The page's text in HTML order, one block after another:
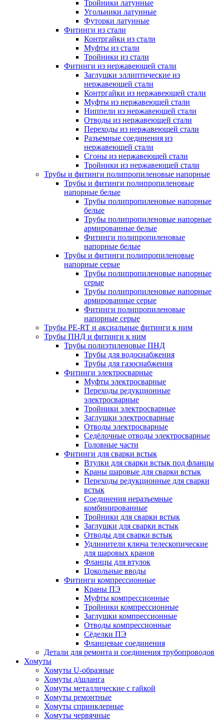
Тройники латунные
Угольники латунные
Футорки латунные
Фитинги из стали
Контргайки из стали
Муфты из стали
Тройники из стали
Фитинги из нержавеющей стали
Заглушки эллиптические из
нержавеющей стали
Контргайки из нержавеющей стали
Муфты из нержавеющей стали
Ниппели из нержавеющей стали
Отводы из нержавеющей стали
Переходы из нержавеющей стали
Разъемные соединения из
нержавеющей стали
Сгоны из нержавеющей стали
Тройники из нержавеющей стали
Трубы и фитинги полипропиленовые напорные
Трубы и фитинги полипропиленовые
напорные белые
Трубы полипропиленовые напорные
белые
Трубы полипропиленовые напорные
армированные белые
Фитинги полипропиленовые
напорные белые
Трубы и фитинги полипропиленовые
напорные серые
Трубы полипропиленовые напорные
серые
Трубы полипропиленовые напорные
армированные серые
Фитинги полипропиленовые
напорные серые
Трубы PE-RT и аксиальные фитинги к ним
Трубы ПНД и фитинги к ним
Трубы полиэтиленовые ПНД
Трубы для водоснабжения
Трубы для газоснабжения
Фитинги электросварные
Муфты электросварные
Переходы редукционные
электросварные
Тройники электросварные
Заглушки электросварные
Отводы электросварные
Седёлочные отводы электросварные
Головные части
Фитинги для сварки встык
Втулки для сварки встык под фланцы
Краны шаровые для сварки встык
Переходы редукционные для сварки
встык
Соединения неразъемные
комбинированные
Тройники для сварки встык
Заглушки для сварки встык
Отводы для сварки встык
Удлинители ключа телескопические
для шаровых кранов
Фланцы для втулок
Цокольные вводы
Фитинги компрессионные
Краны ПЭ
Муфты компрессионные
Тройники компрессионные
Заглушки компрессионные
Отводы компрессионные
Сёделки ПЭ
Фланцевые соединения
Детали для ремонта и соединения трубопроводов
Хомуты
Хомуты U-образные
Хомуты д/шланга
Хомуты металлические с гайкой
Хомуты ремонтные
Хомуты спринклерные
Хомуты червячные